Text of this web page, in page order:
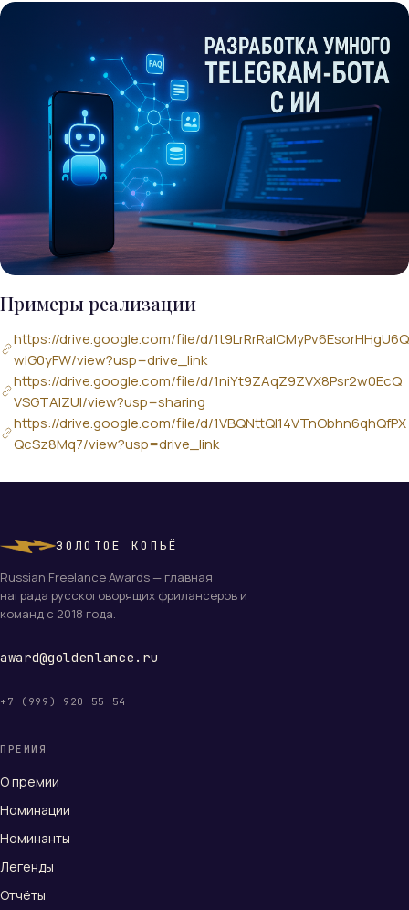
Примеры реализации
https://drive.google.com/file/d/1t9LrRrRaICMyPv6EsorHHgU6Q
wlG0yFW/view?usp=drive_link
https://drive.google.com/file/d/1niYt9ZAqZ9ZVX8Psr2w0EcQ
VSGTAlZUl/view?usp=sharing
https://drive.google.com/file/d/1VBQNttQl14VTnObhn6qhQfPX
QcSz8Mq7/view?usp=drive_link
ЗОЛОТОЕ КОПЬЁ
Russian Freelance Awards — главная
награда русскоговорящих фрилансеров и
команд с 2018 года.
award@goldenlance.ru
+7 (999) 920 55 54
ПРЕМИЯ
О премии
Номинации
Номинанты
Легенды
Отчёты